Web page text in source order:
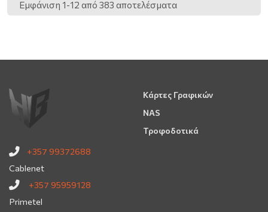
Εμφάνιση 1-12 από 383 αποτελέσματα
+357 99372688
Cablenet
+357 95959128
Primetel
Κάρτες Γραφικών
NAS
Τροφοδοτικά